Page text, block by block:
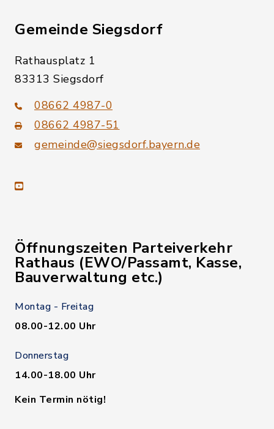
Gemeinde Siegsdorf
Rathausplatz 1
83313 Siegsdorf
08662 4987-0
08662 4987-51
gemeinde@siegsdorf.bayern.de
youtube
Öffnungszeiten Parteiverkehr
Rathaus (EWO/Passamt, Kasse,
Bauverwaltung etc.)
Montag - Freitag
08.00-12.00 Uhr
Donnerstag
14.00-18.00 Uhr
Kein Termin nötig!